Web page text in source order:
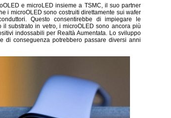
e microLED insieme a TSMC, il suo partner
i microOLED sono costruiti direttamente sui wafer
Questo consentirebbe di impiegare le
substrato in vetro, i microOLED sono ancora più
indossabili per Realtà Aumentata. Lo sviluppo
di conseguenza potrebbero passare diversi anni